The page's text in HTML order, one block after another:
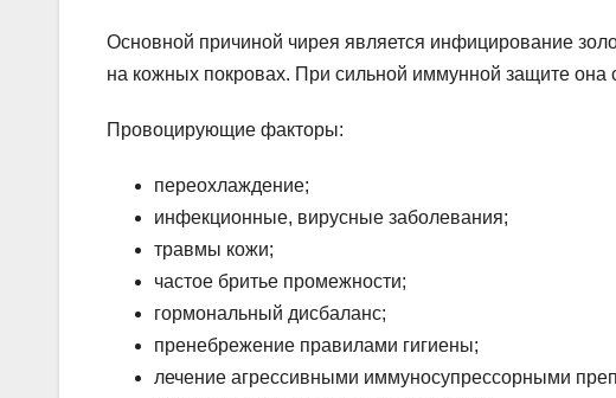
Основной причиной чирея является инфицирование
на кожных покровах. При сильной иммунной защите она
Провоцирующие факторы:
переохлаждение;
инфекционные, вирусные заболевания;
травмы кожи;
частое бритье промежности;
гормональный дисбаланс;
пренебрежение правилами гигиены;
лечение агрессивными иммуносупрессорными